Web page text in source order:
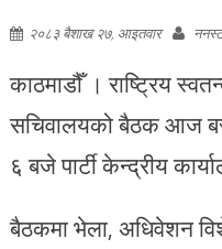
२०८३ बैशाख २७, आइतवार
काठमाडौँ । राष्ट्रिय
सचिवालयको बैठक आज
६ बजे पार्टी केन्द्रीय
बैठकमा भेला, अधिवेशन